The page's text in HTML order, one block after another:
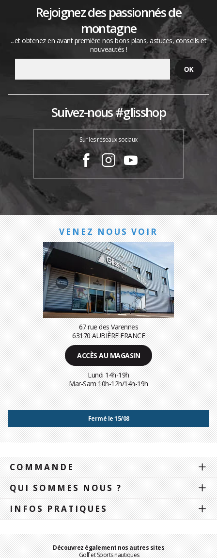
Rejoignez des passionnés de
montagne
...et obtenez en avant première nos bons plans, astuces, conseils et
nouveautés !
Suivez-nous #glisshop
Sur les réseaux sociaux
VENEZ NOUS VOIR
67 rue des Varennes
63170 AUBIÈRE FRANCE
ACCÈS AU MAGASIN
Lundi 14h-19h
Mar-Sam 10h-12h/14h-19h
Fermé le 15/08
COMMANDE
QUI SOMMES NOUS ?
INFOS PRATIQUES
Découvrez également nos autres sites
Golf et Sports nautiques